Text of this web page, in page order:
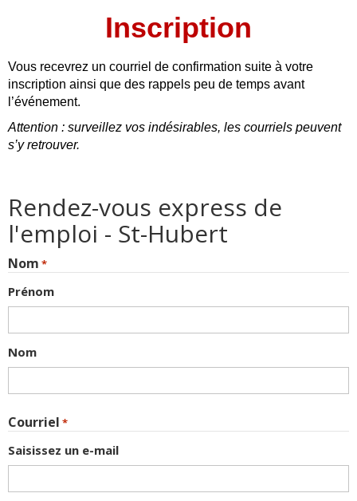
Inscription
Vous recevrez un courriel de confirmation suite à votre
inscription ainsi que des rappels peu de temps avant
l’événement.
Attention : surveillez vos indésirables, les courriels peuvent
s’y retrouver.
Rendez-vous express de
l'emploi - St-Hubert
Nom *
Prénom
Nom
Courriel *
Saisissez un e-mail